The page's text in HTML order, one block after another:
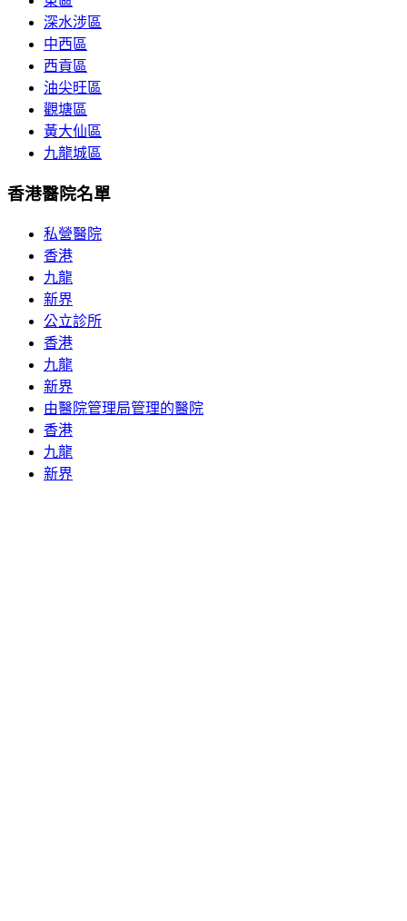
深水涉區
中西區
西貢區
油尖旺區
觀塘區
黃大仙區
九龍城區
香港醫院名單
私營醫院
香港
九龍
新界
公立診所
香港
九龍
新界
由醫院管理局管理的醫院
香港
九龍
新界